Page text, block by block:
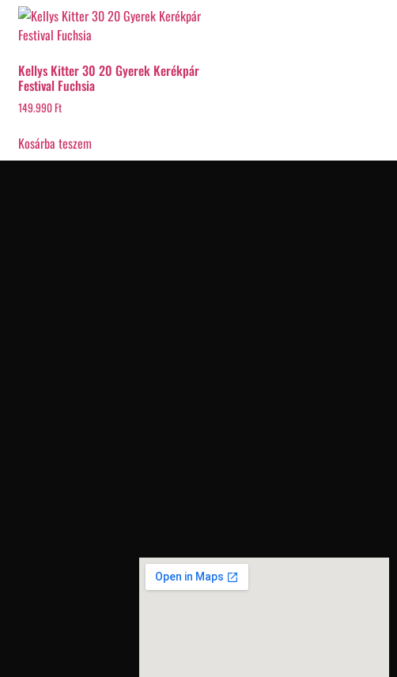
Kellys Kitter 30 20 Gyerek Kerékpár
Festival Fuchsia
149.990Ft
Kosárba teszem